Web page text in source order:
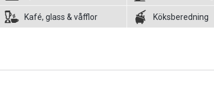
Kafé, glass & våfflor Köksberedning